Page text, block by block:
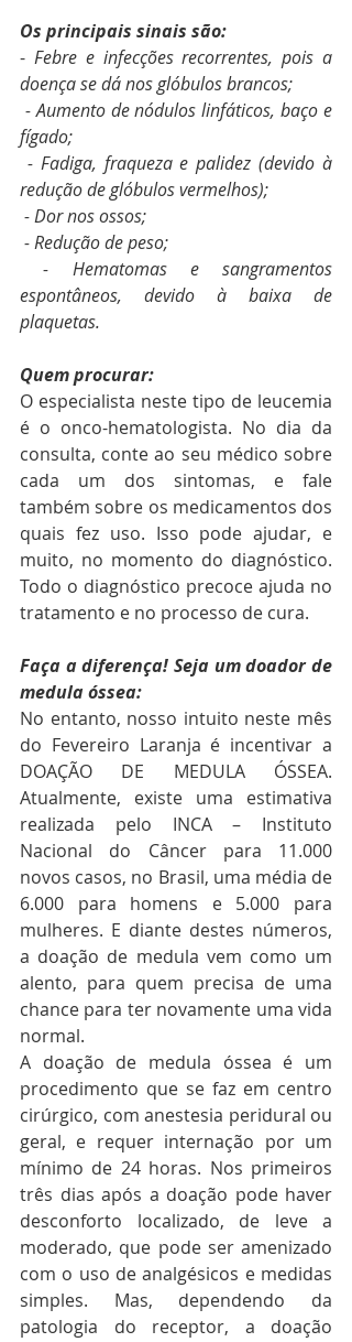
Os principais sinais são:
- Febre e infecções recorrentes, pois a
doença se dá nos glóbulos brancos;
fígado;
redução de glóbulos vermelhos);
- Dor nos ossos;
- Redução de peso;
- Hematomas e sangramentos
espontâneos, devido à baixa de
plaquetas.
Quem procurar:
O especialista neste tipo de leucemia
é o onco-hematologista. No dia da
consulta, conte ao seu médico sobre
cada um dos sintomas, e fale
também sobre os medicamentos dos
quais fez uso. Isso pode ajudar, e
muito, no momento do diagnóstico.
Todo o diagnóstico precoce ajuda no
tratamento e no processo de cura.
Faça a diferença! Seja um doador de
medula óssea:
No entanto, nosso intuito neste mês
do Fevereiro Laranja é incentivar a
DOAÇÃO DE MEDULA ÓSSEA.
Atualmente, existe uma estimativa
realizada pelo INCA – Instituto
Nacional do Câncer para 11.000
novos casos, no Brasil, uma média de
6.000 para homens e 5.000 para
mulheres. E diante destes números,
a doação de medula vem como um
alento, para quem precisa de uma
chance para ter novamente uma vida
normal.
A doação de medula óssea é um
procedimento que se faz em centro
cirúrgico, com anestesia peridural ou
geral, e requer internação por um
mínimo de 24 horas. Nos primeiros
três dias após a doação pode haver
desconforto localizado, de leve a
moderado, que pode ser amenizado
com o uso de analgésicos e medidas
simples. Mas, dependendo da
patologia do receptor, a doação